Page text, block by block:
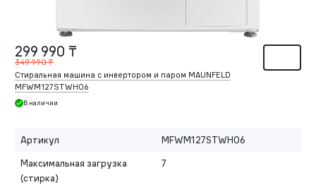
299 990 ₸
349 990 ₸
Стиральная машина с инвертором и паром MAUNFELD
MFWM127STWH06
В наличии
Артикул
MFWM127STWH06
Максимальная загрузка
(стирка)
7